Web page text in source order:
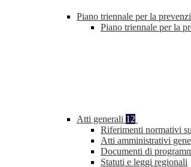
Piano triennale per la
Piano triennale per la
Atti generali 12
Riferimenti normativi
Atti amministrativi
Documenti di
Statuti e leggi regionali